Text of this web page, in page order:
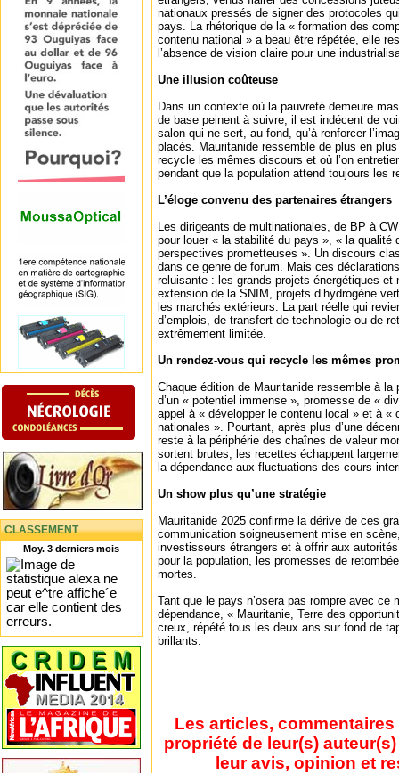
CLASSEMENT
Moy. 3 derniers mois
nationaux pressés de signer des protocoles
pays. La rhétorique de la « formation des
contenu national » a beau être répétée, elle
l’absence de vision claire pour une
Une illusion coûteuse
Dans un contexte où la pauvreté demeure
de base peinent à suivre, il est indécent de
salon qui ne sert, au fond, qu’à renforcer
placés. Mauritanide ressemble de plus en
recycle les mêmes discours et où l’on
pendant que la population attend toujours les
L’éloge convenu des partenaires étrangers
Les dirigeants de multinationales, de BP à
pour louer « la stabilité du pays », « la qualité
perspectives prometteuses ». Un discours
dans ce genre de forum. Mais ces
reluisante : les grands projets énergétiques et
extension de la SNIM, projets d’hydrogène
les marchés extérieurs. La part réelle qui
d’emplois, de transfert de technologie ou de
extrêmement limitée.
Un rendez-vous qui recycle les mêmes
Chaque édition de Mauritanide ressemble à
d’un « potentiel immense », promesse de «
appel à « développer le contenu local » et à «
nationales ». Pourtant, après plus d’une
reste à la périphérie des chaînes de valeur
sortent brutes, les recettes échappent
la dépendance aux fluctuations des cours
Un show plus qu’une stratégie
Mauritanide 2025 confirme la dérive de ces
communication soigneusement mise en
investisseurs étrangers et à offrir aux
pour la population, les promesses de
mortes.
Tant que le pays n’osera pas rompre avec ce
dépendance, « Mauritanie, Terre des
creux, répété tous les deux ans sur fond de
brillants.
Les articles,
propriété de leur(s)
leur avis, opinion et